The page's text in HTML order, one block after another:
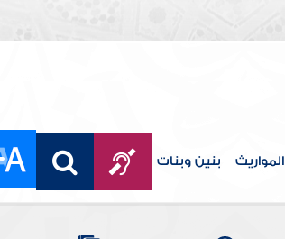
المواريث بنين وبنات